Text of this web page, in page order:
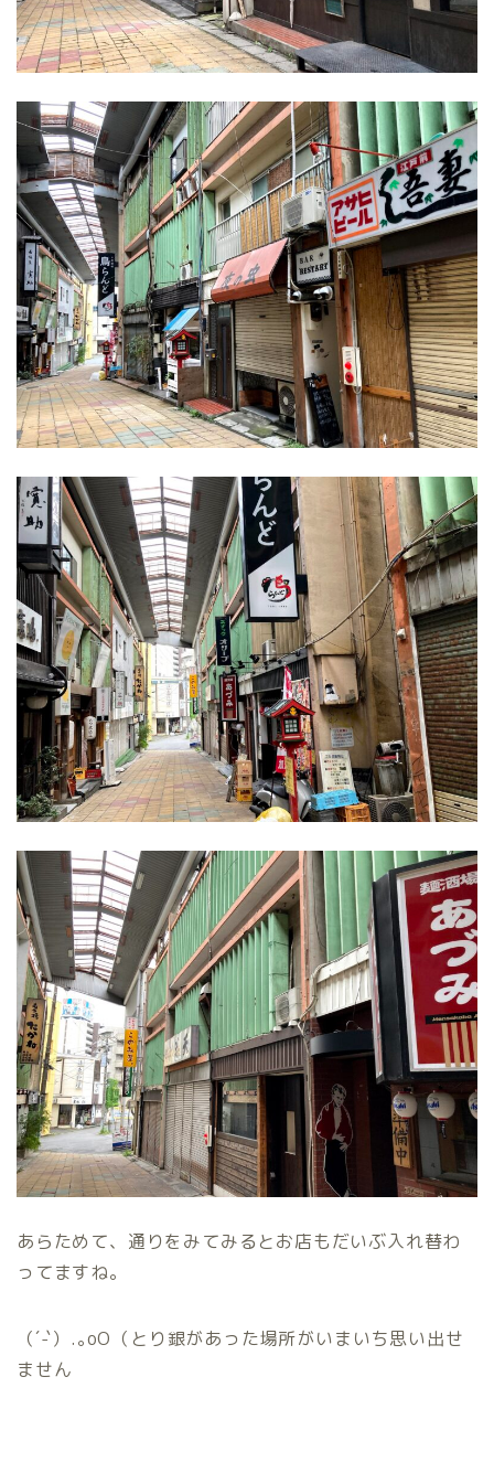
あらためて、通りをみてみるとお店もだいぶ入れ替わ
ってますね。
（´-`）.｡oO（とり銀があった場所がいまいち思い出せ
ません